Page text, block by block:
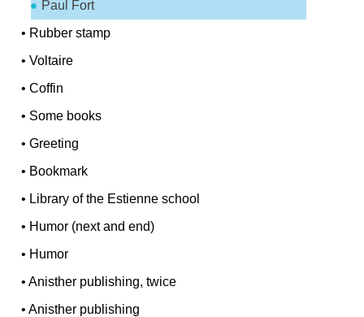
Paul Fort
• Rubber stamp
•Voltaire
•Coffin
• Some books
•Greeting
• Bookmark
• Library of the Estienne school
• Humor (next and end)
• Humor
•Anisther publishing, twice
•Anisther publishing